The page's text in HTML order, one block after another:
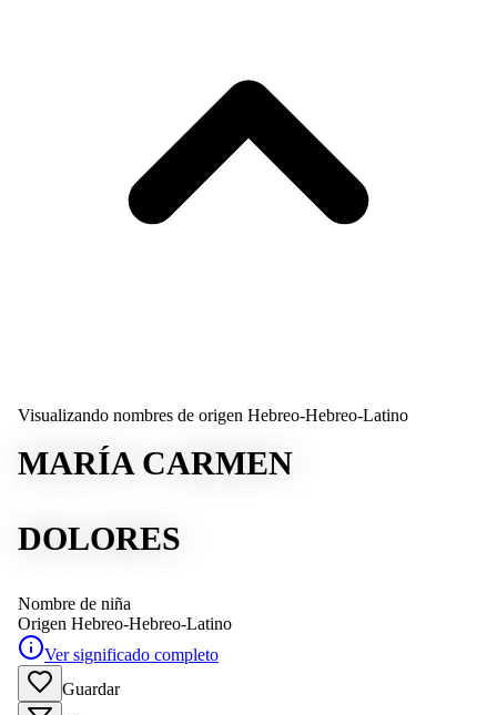
Visualizando nombres de origen Hebreo-Hebreo-Latino
MARÍA CARMEN
DOLORES
Nombre de niña
Origen Hebreo-Hebreo-Latino
Ver significado completo
Guardar